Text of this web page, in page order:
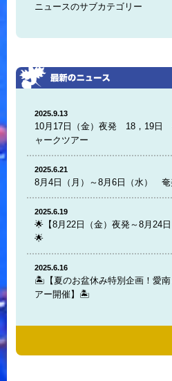
ニュースのサブカテゴリー
2025.9.13
10月17日（金）夜発 18，19日
ャークツアー
2025.6.21
8月4日（月）～8月6日（水） 奄
2025.6.19
🌟【8月22日（金）夜発～8月24
🌟
2025.6.16
🏝️【夏のお盆休み特別企画！愛
アー開催】🏝️